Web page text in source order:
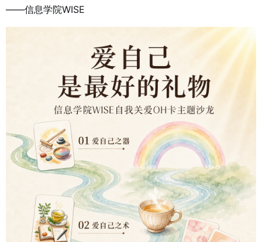
——信息学院WISE